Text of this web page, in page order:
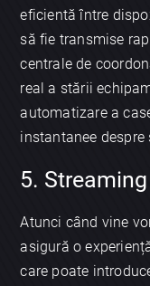
eficientă între
să fie transmise
centrale de
real a stării
automatizare a
instantanee
5.
Atunci când vine
asigură o
care poate